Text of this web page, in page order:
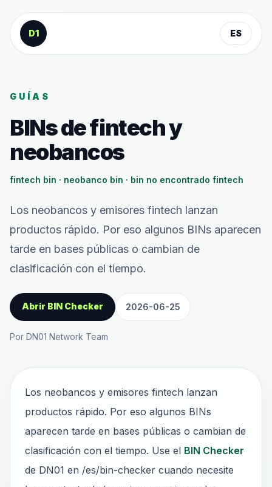
Saltar al contenido
D1
ES
GUÍAS
BINs de fintech y
neobancos
fintech bin · neobanco bin · bin no encontrado fintech
Los neobancos y emisores fintech lanzan
productos rápido. Por eso algunos BINs aparecen
tarde en bases públicas o cambian de
clasificación con el tiempo.
Abrir BIN Checker 2026-06-25
Por DN01 Network Team
Los neobancos y emisores fintech lanzan
productos rápido. Por eso algunos BINs
aparecen tarde en bases públicas o cambian de
clasificación con el tiempo. Use el BIN Checker
de DN01 en /es/bin-checker cuando necesite